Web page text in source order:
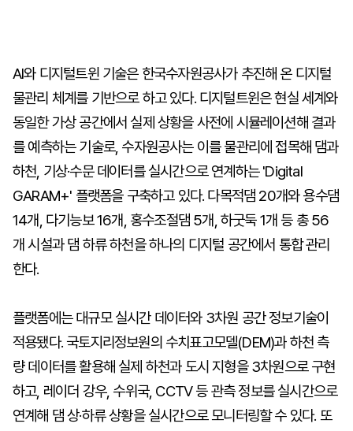
AI와 디지털트윈 기술은 한국수자원공사가 추진해 온 디지털
물관리 체계를 기반으로 하고 있다. 디지털트윈은 현실 세계와
동일한 가상 공간에서 실제 상황을 사전에 시뮬레이션해 결과
를 예측하는 기술로, 수자원공사는 이를 물관리에 접목해 댐과
하천, 기상·수문 데이터를 실시간으로 연계하는 'Digital
GARAM+' 플랫폼을 구축하고 있다. 다목적댐 20개와 용수댐
14개, 다기능보 16개, 홍수조절댐 5개, 하굿둑 1개 등 총 56
개 시설과 댐 하류 하천을 하나의 디지털 공간에서 통합 관리
한다.
플랫폼에는 대규모 실시간 데이터와 3차원 공간 정보기술이
적용됐다. 국토지리정보원의 수치표고모델(DEM)과 하천 측
량 데이터를 활용해 실제 하천과 도시 지형을 3차원으로 구현
하고, 레이더 강우, 수위국, CCTV 등 관측 정보를 실시간으로
연계해 댐 상·하류 상황을 실시간으로 모니터링할 수 있다. 또